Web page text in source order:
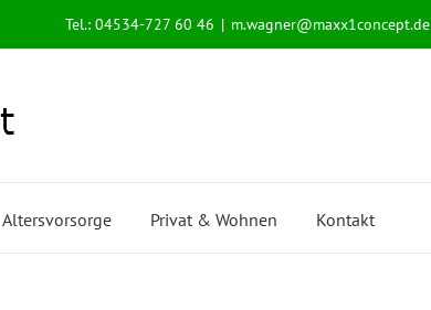
Tel.: 04534-727 60 46 | m.wagner@maxx1concept.de
Altersvorsorge Privat & Wohnen Kontakt